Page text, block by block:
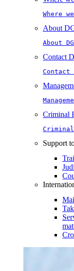
Where
About
About
Contact
Contact
Criminal
Support